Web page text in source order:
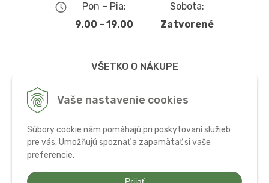
Vaše nastavenie cookies
Súbory cookie nám pomáhajú pri poskytovaní služieb
pre vás. Umožňujú spoznať a zapamätať si vaše
preferencie.
Pon – Pia:
9.00 – 19.00
Sobota:
Zatvorené
VŠETKO O NÁKUPE
Ochrana osobných údajov